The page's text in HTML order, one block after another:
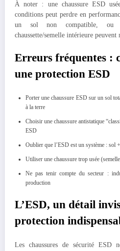
À noter : une chaussure ESD
conditions peut perdre en
un sol non compatible, ou
chaussette/semelle intérieure
Erreurs fréquentes :
une protection ESD
Porter une chaussure ESD sur un sol
à la terre
Choisir une chaussure antistatique
ESD
Oublier que l’ESD est un système : sol
Utiliser une chaussure trop usée
Ne pas tenir compte du secteur :
production
L’ESD, un détail
protection
Les chaussures de sécurité ESD